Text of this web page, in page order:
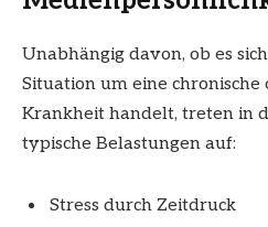
Unabhängig davon, ob es
Situation um eine
Krankheit handelt, treten in
typische Belastungen auf:
Stress durch Zeitdruck